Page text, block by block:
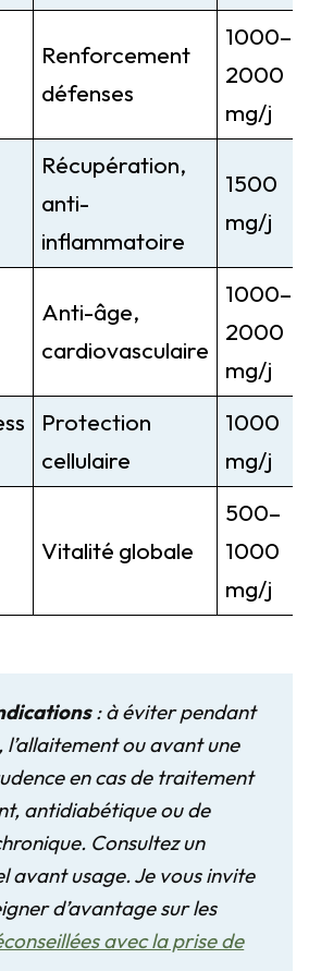
Renforcement
défenses
1000–
2000
mg/j
Récupération,
anti-
inflammatoire
1500
mg/j
Anti-âge,
cardiovasculaire
1000–
2000
mg/j
Protection
cellulaire
1000
mg/j
Vitalité globale
500–
1000
mg/j
: à éviter pendant
l’allaitement ou avant une
en cas de traitement
antidiabétique ou de
Consultez un
avant usage. Je vous invite
d’avantage sur les
avec la prise de